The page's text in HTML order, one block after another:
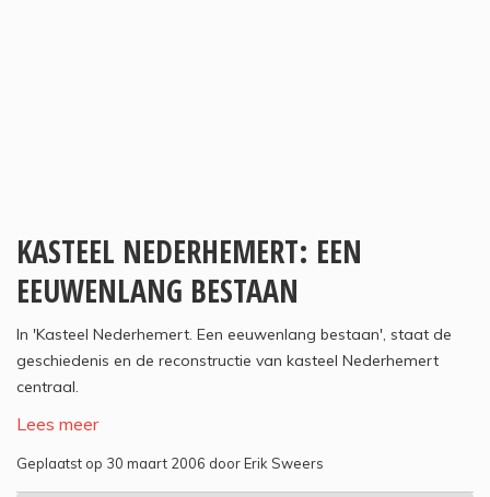
KASTEEL NEDERHEMERT: EEN
EEUWENLANG BESTAAN
In 'Kasteel Nederhemert. Een eeuwenlang bestaan', staat de
geschiedenis en de reconstructie van kasteel Nederhemert
centraal.
Lees meer
Geplaatst op 30 maart 2006 door Erik Sweers